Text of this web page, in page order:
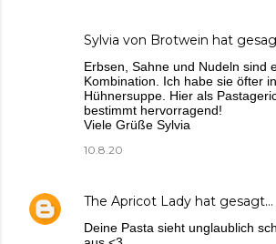
Sylvia von Brotwein hat
Erbsen, Sahne und Nudeln sind
Kombination. Ich habe sie öfter
Hühnersuppe. Hier als
bestimmt hervorragend!
Viele Grüße Sylvia
10.8.20
The Apricot Lady hat gesagt…
Deine Pasta sieht unglaublich